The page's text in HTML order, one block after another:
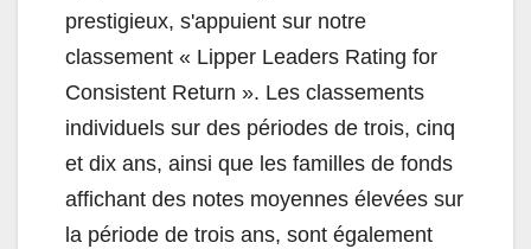
prestigieux, s'appuient sur notre
classement « Lipper Leaders Rating for
Consistent Return ». Les classements
individuels sur des périodes de trois, cinq
et dix ans, ainsi que les familles de fonds
affichant des notes moyennes élevées sur
la période de trois ans, sont également